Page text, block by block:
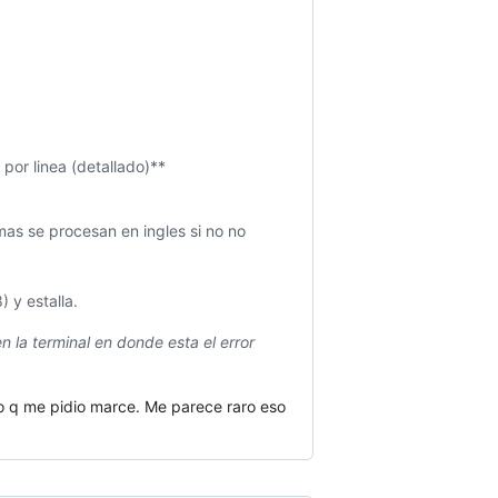
linea (detallado)**
se procesan en ingles si no no
y estalla.
la terminal en donde esta el error
q me pidio marce. Me parece raro eso